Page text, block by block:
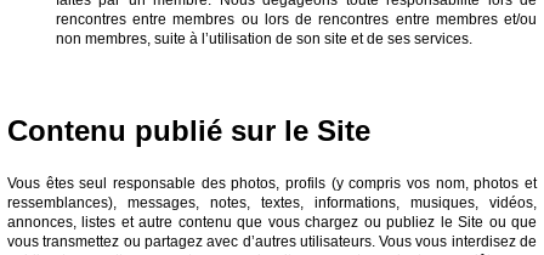
rencontres entre membres ou lors de rencontres entre membres et/ou
non membres, suite à l’utilisation de son site et de ses services.
Contenu publié sur le Site
Vous êtes seul responsable des photos, profils (y compris vos nom, photos et
ressemblances), messages, notes, textes, informations, musiques, vidéos,
annonces, listes et autre contenu que vous chargez ou publiez le Site ou que
vous transmettez ou partagez avec d’autres utilisateurs. Vous vous interdisez de